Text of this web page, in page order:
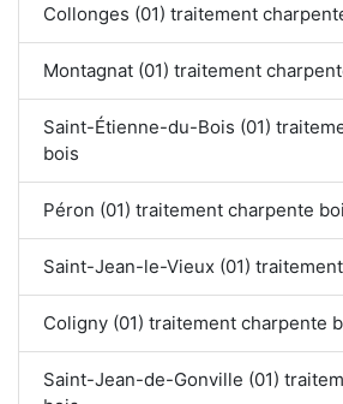
Collonges (01) traitement
Montagnat (01) traitement
Saint-Étienne-du-Bois (01)
bois
Péron (01) traitement charpente
Saint-Jean-le-Vieux (01)
Coligny (01) traitement charpente
Saint-Jean-de-Gonville (01)